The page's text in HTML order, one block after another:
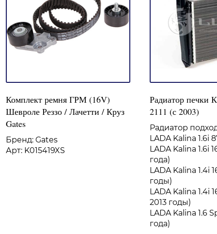
Комплект ремня ГРМ (16V)
Шевроле Реззо / Лачетти / Круз
Gates
Бренд: Gates
Арт: K015419XS
Радиатор печки
2111 (с 2003)
Радиатор
LADA Kalina 1.6i
LADA Kalina 1.6i
года)
LADA Kalina 1.4i
годы)
LADA Kalina 1.4i
2013 годы)
LADA Kalina 1.6
года)